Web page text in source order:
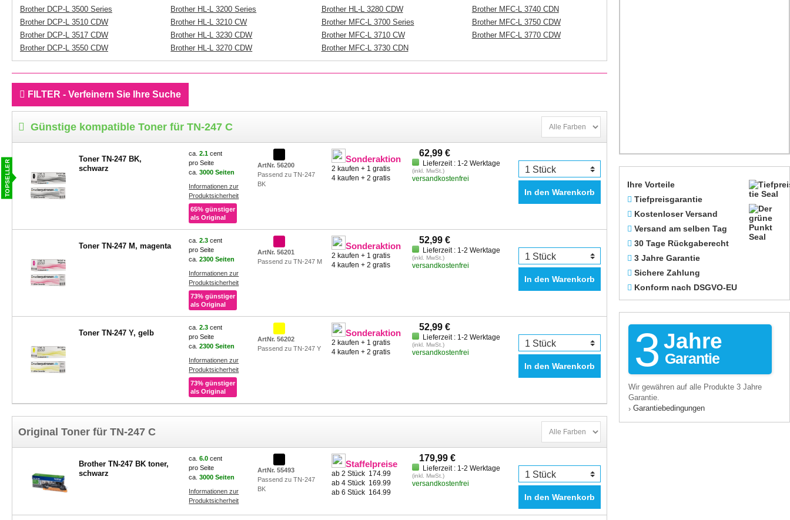
Brother DCP-L 3500 Series
Brother DCP-L 3510 CDW
Brother DCP-L 3517 CDW
Brother DCP-L 3550 CDW
Brother HL-L 3200 Series
Brother HL-L 3210 CW
Brother HL-L 3230 CDW
Brother HL-L 3270 CDW
Brother HL-L 3280 CDW
Brother MFC-L 3700 Series
Brother MFC-L 3710 CW
Brother MFC-L 3730 CDN
Brother MFC-L 3740 CDN
Brother MFC-L 3750 CDW
Brother MFC-L 3770 CDW
FILTER - Verfeinern Sie Ihre Suche
Günstige kompatible Toner für TN-247 C
Toner TN-247 BK,
schwarz
ca.2.1cent
pro Seite
ca.3000 Seiten
Informationen zur
Produktsicherheit
65% günstiger
als Original
ArtNr. 56200
Passend zu TN-247
BK
Sonderaktion
2 kaufen + 1 gratis
4 kaufen + 2 gratis
62,99 €
Lieferzeit : 1-2 Werktage
(inkl. MwSt.)
versandkostenfrei
In den Warenkorb
Toner TN-247 M, magenta
ca.2.3cent
pro Seite
ca.2300 Seiten
Informationen zur
Produktsicherheit
73% günstiger
als Original
ArtNr. 56201
Passend zu TN-247 M
Sonderaktion
2 kaufen + 1 gratis
4 kaufen + 2 gratis
52,99 €
Lieferzeit : 1-2 Werktage
(inkl. MwSt.)
versandkostenfrei
In den Warenkorb
Toner TN-247 Y, gelb
ca.2.3cent
pro Seite
ca.2300 Seiten
Informationen zur
Produktsicherheit
73% günstiger
als Original
ArtNr. 56202
Passend zu TN-247 Y
Sonderaktion
2 kaufen + 1 gratis
4 kaufen + 2 gratis
52,99 €
Lieferzeit : 1-2 Werktage
(inkl. MwSt.)
versandkostenfrei
In den Warenkorb
Original Toner für TN-247 C
Brother TN-247 BK toner,
schwarz
ca.6.0cent
pro Seite
ca.3000 Seiten
Informationen zur
Produktsicherheit
ArtNr. 55493
Passend zu TN-247
BK
Staffelpreise
ab 2 Stück 174.99
ab 4 Stück 169.99
ab 6 Stück 164.99
179,99 €
Lieferzeit : 1-2 Werktage
(inkl. MwSt.)
versandkostenfrei
In den Warenkorb
Ihre Vorteile
Tiefpreisgarantie
Kostenloser Versand
Versand am selben Tag
30 Tage Rückgaberecht
3 Jahre Garantie
Sichere Zahlung
Konform nach DSGVO-EU
3 Jahre
Garantie
Wir gewähren auf alle Produkte 3 Jahre
Garantie.
› Garantiebedingungen